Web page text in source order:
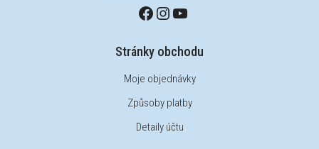
Stránky obchodu
Moje objednávky
Způsoby platby
Detaily účtu